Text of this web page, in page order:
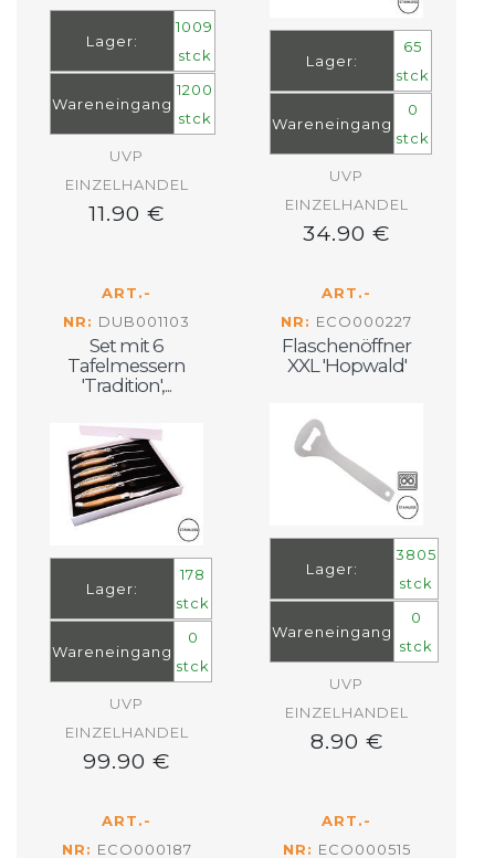
Lager:
1009
stck
Wareneingang
1200
stck
UVP
EINZELHANDEL
11.90 €
Lager:
65
stck
Wareneingang
0
stck
UVP
EINZELHANDEL
34.90 €
ART.-
NR: DUB001103
Set mit 6
Tafelmessern
'Tradition',...
Lager:
178
stck
Wareneingang
0
stck
UVP
EINZELHANDEL
99.90 €
ART.-
NR: ECO000227
Flaschenöffner
XXL 'Hopwald'
Lager:
3805
stck
Wareneingang
0
stck
UVP
EINZELHANDEL
8.90 €
ART.-
NR: ECO000187
ART.-
NR: ECO000515